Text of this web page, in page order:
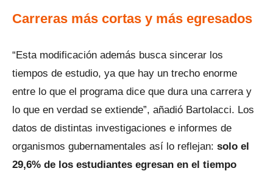
Carreras más cortas y más egresados
“Esta modificación además busca sincerar los
tiempos de estudio, ya que hay un trecho enorme
entre lo que el programa dice que dura una carrera y
lo que en verdad se extiende”, añadió Bartolacci. Los
datos de distintas investigaciones e informes de
organismos gubernamentales así lo reflejan: solo el
29,6% de los estudiantes egresan en el tiempo